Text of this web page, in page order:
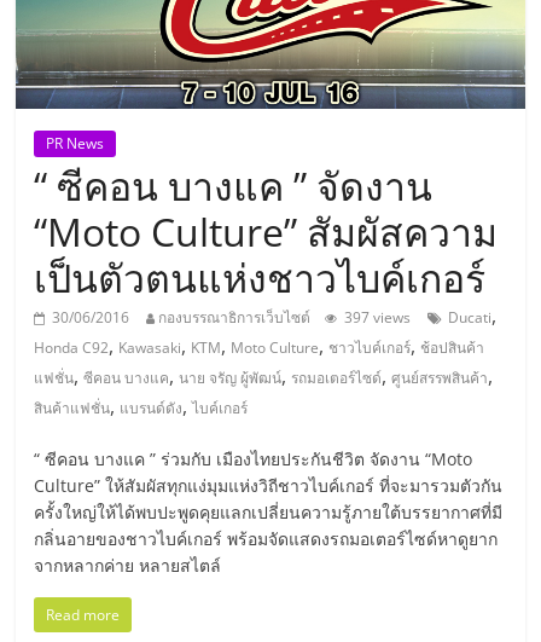
รวม
ธุรกิจ
เอ
ส
เอ็
มอี
ไทย,
SMEs,
แฟ
PR News
“ ซีคอน บางแค ” จัดงาน
“Moto Culture” สัมผัสความ
เป็นตัวตนแห่งชาวไบค์เกอร์
30/06/2016 กองบรรณาธิการเว็บไซต์ 397 views Ducati,
Honda C92, Kawasaki, KTM, Moto Culture, ชาวไบค์เกอร์, ช้อปสินค้า
แฟชั่น,ซีคอน บางแค,นาย จรัญ ผู้พัฒน์, รถมอเตอร์ไซด์,ศูนย์สรรพสินค้า,
สินค้าแฟชั่น, แบรนด์ดัง,ไบค์เกอร์
“ ซีคอน บางแค ” ร่วมกับ เมืองไทยประกันชีวิต จัดงาน “Moto
Culture” ให้สัมผัสทุกแง่มุมแห่งวิถีชาวไบค์เกอร์ ที่จะมารวมตัวกัน
ครั้งใหญ่ให้ได้พบปะพูดคุยแลกเปลี่ยนความรู้ภายใต้บรรยากาศที่มี
กลิ่นอายของชาวไบค์เกอร์ พร้อมจัดแสดงรถมอเตอร์ไซด์หาดูยาก
จากหลากค่าย หลายสไตล์
Read more